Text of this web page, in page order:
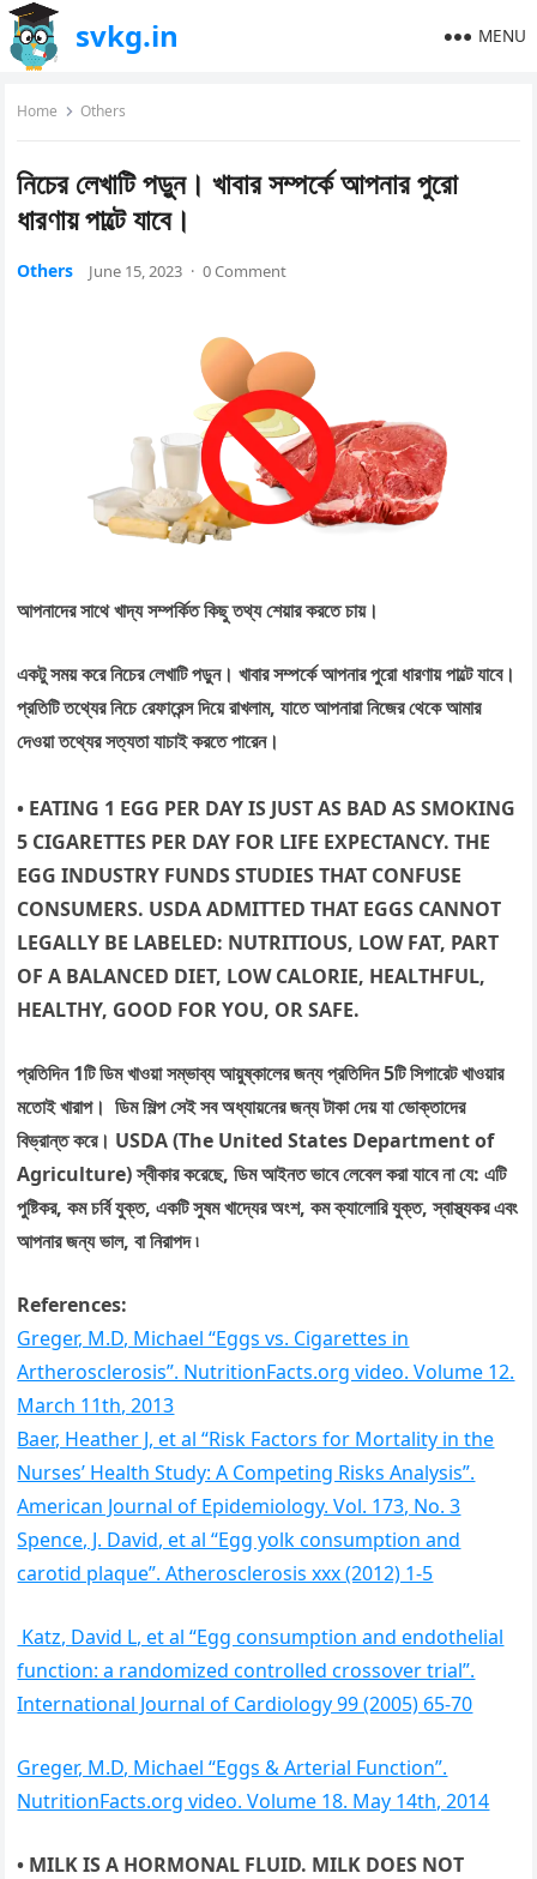
svkg.in MENU
Home Others
নিচের লেখাটি পড়ুন। খাবার সম্পর্কে আপনার পুরো
ধারণায় পাল্টে যাবে।
Others June 15, 2023 · 0 Comment
আপনাদের সাথে খাদ্য সম্পর্কিত কিছু তথ্য শেয়ার করতে চায়।
একটু সময় করে নিচের লেখাটি পড়ুন। খাবার সম্পর্কে আপনার পুরো ধারণায় পাল্টে যাবে।
প্রতিটি তথ্যের নিচে রেফারেন্স দিয়ে রাখলাম, যাতে আপনারা নিজের থেকে আমার
দেওয়া তথ্যের সত্যতা যাচাই করতে পারেন।
• EATING 1 EGG PER DAY IS JUST AS BAD AS SMOKING
5 CIGARETTES PER DAY FOR LIFE EXPECTANCY. THE
EGG INDUSTRY FUNDS STUDIES THAT CONFUSE
CONSUMERS. USDA ADMITTED THAT EGGS CANNOT
LEGALLY BE LABELED: NUTRITIOUS, LOW FAT, PART
OF A BALANCED DIET, LOW CALORIE, HEALTHFUL,
HEALTHY, GOOD FOR YOU, OR SAFE.
প্রতিদিন1টিডিমখাওয়াসম্ভাব্যআয়ুষ্কালেরজন্যপ্রতিদিন5টিসিগারেটখাওয়ার
মতোইখারাপ। ডিমশিল্পসেইসবঅধ্যায়নেরজন্যটাকাদেয়যাভোক্তাদের
বিভ্রান্তকরে। USDA (The United States Department of
Agriculture)স্বীকারকরেছে,ডিমআইনতভাবেলেবেলকরাযাবেনাযে:এটি
পুষ্টিকর,কমচর্বিযুক্ত,একটিসুষমখাদ্যেরঅংশ,কমক্যালোরিযুক্ত,স্বাস্থ্যকরএবং
আপনারজন্যভাল,বানিরাপদ৷
References:
Greger, M.D, Michael “Eggs vs. Cigarettes in
Artherosclerosis”. NutritionFacts.org video. Volume 12.
March 11th, 2013
Baer, Heather J, et al “Risk Factors for Mortality in the
Nurses’ Health Study: A Competing Risks Analysis”.
American Journal of Epidemiology. Vol. 173, No. 3
Spence, J. David, et al “Egg yolk consumption and
carotid plaque”. Atherosclerosis xxx (2012) 1-5
Katz, David L, et al “Egg consumption and endothelial
function: a randomized controlled crossover trial”.
International Journal of Cardiology 99 (2005) 65-70
Greger, M.D, Michael “Eggs & Arterial Function”.
NutritionFacts.org video. Volume 18. May 14th, 2014
• MILKIS A HORMONAL FLUID. MILK DOES NOT